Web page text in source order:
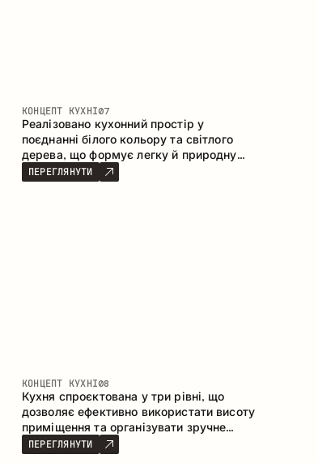
КОНЦЕПТ КУХНІ07
Реалізовано кухонний простір у
поєднанні білого кольору та світлого
дерева, що формує легку й природну
атмосферу. П-подібна конфігурація
забезпечує ергономіку та зручність у
ПЕРЕГЛЯНУТИ
КОНЦЕПТ КУХНІ08
Кухня спроєктована у три рівні, що
дозволяє ефективно використати висоту
приміщення та організувати зручне
зберігання. Лінійна конфігурація
підкреслює лаконічність і цілісність
ПЕРЕГЛЯНУТИ